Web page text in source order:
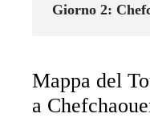
Giorno 2:
Mappa del
a